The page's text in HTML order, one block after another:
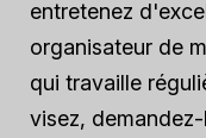
entretenez
organisateur de
qui travaille
visez,